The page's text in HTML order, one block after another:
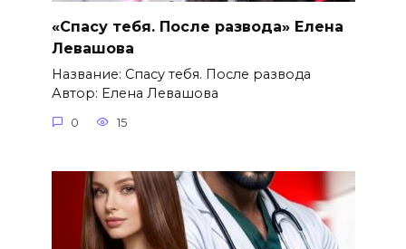
«Спасу тебя. После развода» Елена
Левашова
Название: Спасу тебя. После развода
Автор: Елена Левашова
0 15